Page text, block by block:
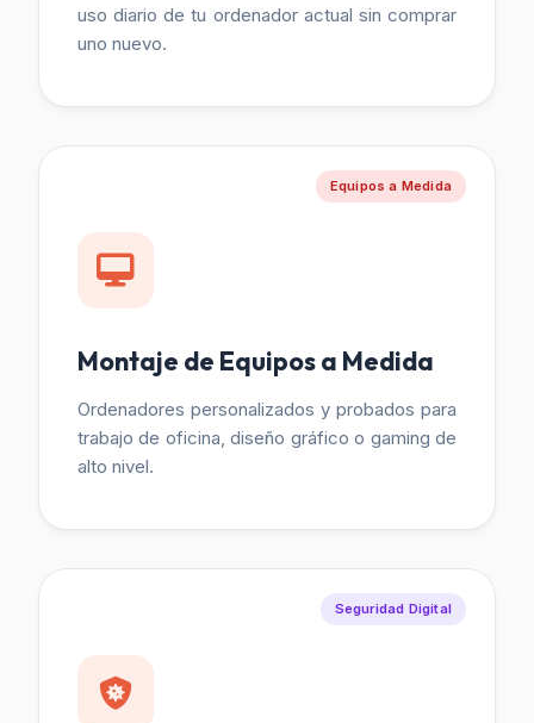
uso diario de tu ordenador actual sin comprar
uno nuevo.
Equipos a Medida
Montaje de Equipos a Medida
Ordenadores personalizados y probados para
trabajo de oficina, diseño gráfico o gaming de
alto nivel.
Seguridad Digital